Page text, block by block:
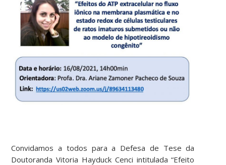
Convidamos a todos para a Defesa de Tese da
Doutoranda Vitoria Hayduck Cenci intitulada “Efeito